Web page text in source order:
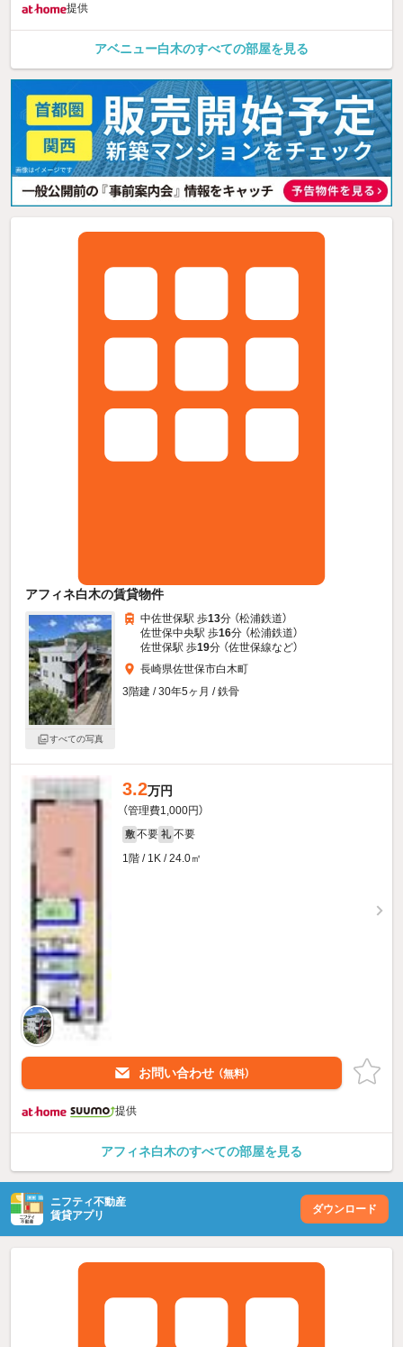
提供
アベニュー白木のすべての部屋を見る
アフィネ白木の賃貸物件
すべての写真
中佐世保駅 歩13分 （松浦鉄道）
佐世保中央駅 歩16分 （松浦鉄道）
佐世保駅 歩19分 （佐世保線など）
長崎県佐世保市白木町
3階建 / 30年5ヶ月 / 鉄骨
3.2万円
（管理費1,000円）
敷 不要 礼 不要
1階 / 1K / 24.0㎡
お問い合わせ （無料）
提供
アフィネ白木のすべての部屋を見る
ニフティ不動産
賃貸アプリ
ダウンロード